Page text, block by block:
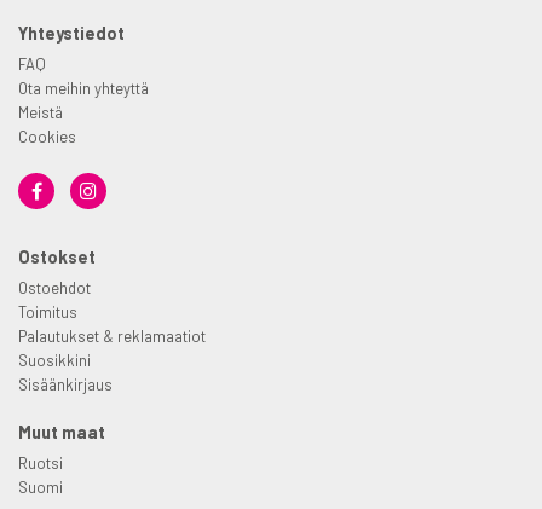
Yhteystiedot
FAQ
Ota meihin yhteyttä
Meistä
Cookies
Ostokset
Ostoehdot
Toimitus
Palautukset & reklamaatiot
Suosikkini
Sisäänkirjaus
Muut maat
Ruotsi
Suomi